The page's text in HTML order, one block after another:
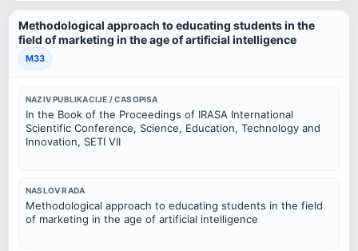
Methodological approach to educating students in the
field of marketing in the age of artificial intelligence
M33
NAZIV PUBLIKACIJE / CASOPISA
In the Book of the Proceedings of IRASA International
Scientific Conference, Science, Education, Technology and
Innovation, SETI VII
NASLOV RADA
Methodological approach to educating students in the field
of marketing in the age of artificial intelligence